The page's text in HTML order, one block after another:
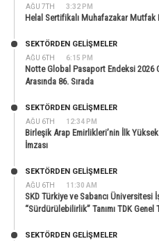
AĞU 7TH 3:32 PM
Helal Sertifikalı Muhafazakar
AĞU 6TH 6:15 PM
SEKTÖRDEN GELIŞMELER
Notte Global Pasaport Endeksi 2026
Arasında 86. Sırada
AĞU 6TH 12:34 PM
SEKTÖRDEN GELIŞMELER
Birleşik Arap Emirlikleri’nin İlk
İmzası
AĞU 6TH 11:30 AM
SEKTÖRDEN GELIŞMELER
SKD Türkiye ve Sabancı Üniversitesi
“Sürdürülebilirlik” Tanımı TDK
SEKTÖRDEN GELIŞMELER